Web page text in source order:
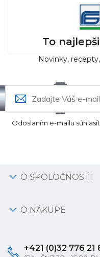
To
Novinky,
Odoslaním e-mailu
O SPOLOČNOSTI
O NÁKUPE
+421 (0)32 776 21